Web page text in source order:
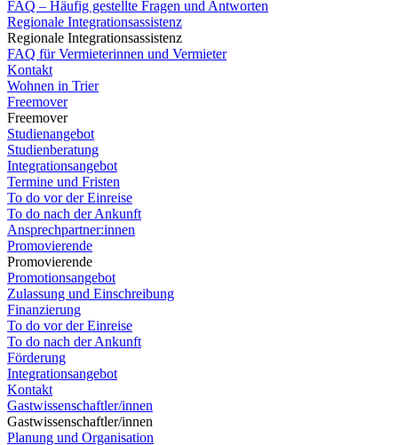
FAQ – Häufig gestellte Fragen und Antworten
Regionale Integrationsassistenz
Regionale Integrationsassistenz
FAQ für Vermieterinnen und Vermieter
Kontakt
Wohnen in Trier
Freemover
Freemover
Studienangebot
Studienberatung
Integrationsangebot
Termine und Fristen
To do vor der Einreise
To do nach der Ankunft
Ansprechpartner:innen
Promovierende
Promovierende
Promotionsangebot
Zulassung und Einschreibung
Finanzierung
To do vor der Einreise
To do nach der Ankunft
Förderung
Integrationsangebot
Kontakt
Gastwissenschaftler/innen
Gastwissenschaftler/innen
Planung und Organisation